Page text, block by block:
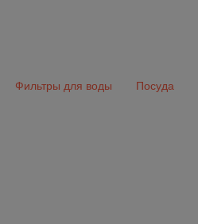
Фильтры для воды Посуда